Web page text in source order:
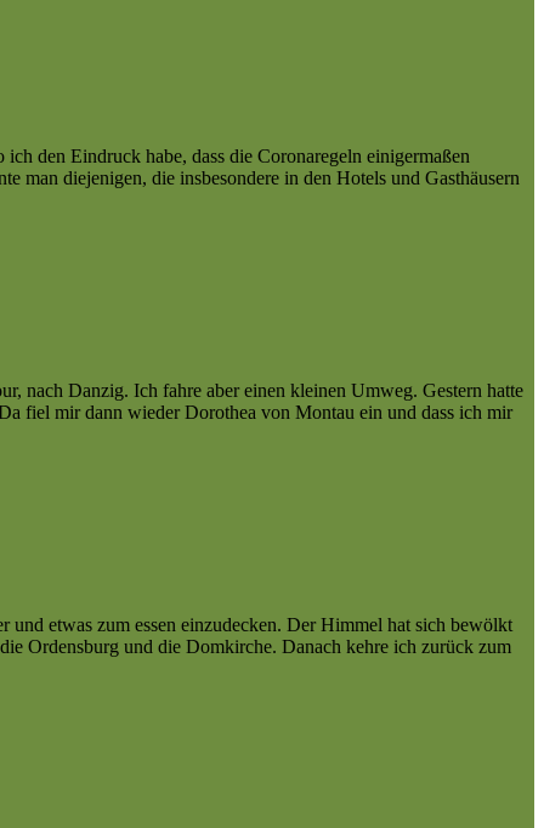
den Eindruck habe, dass die Coronaregeln einigermaßen
man diejenigen, die insbesondere in den Hotels und Gasthäusern
nach Danzig. Ich fahre aber einen kleinen Umweg. Gestern hatte
fiel mir dann wieder Dorothea von Montau ein und dass ich mir
und etwas zum essen einzudecken. Der Himmel hat sich bewölkt
Ordensburg und die Domkirche. Danach kehre ich zurück zum